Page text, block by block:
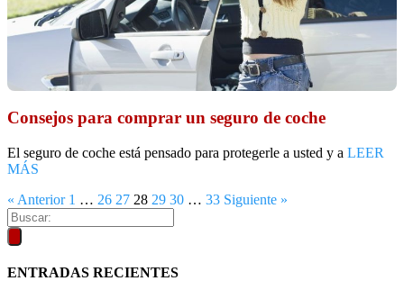
Consejos para comprar un seguro de coche
El seguro de coche está pensado para protegerle a usted y a LEER
MÁS
« Anterior 1 … 26 27 28 29 30 … 33 Siguiente »
ENTRADAS RECIENTES